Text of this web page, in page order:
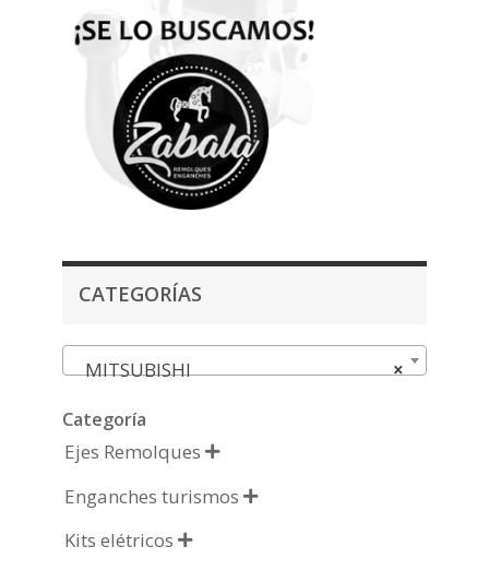
CATEGORÍAS
×
MITSUBISHI
Categoría
Ejes Remolques 
Enganches turismos 
Kits elétricos 